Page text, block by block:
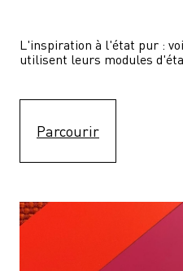
L'inspiration à l'état pur :
utilisent leurs modules
Parcourir